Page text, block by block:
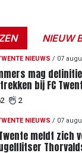
NIEUW
NIEUWS / 07
mag
bij FC
krijgt
komst
2
NIEUWS / 07
meldt zich